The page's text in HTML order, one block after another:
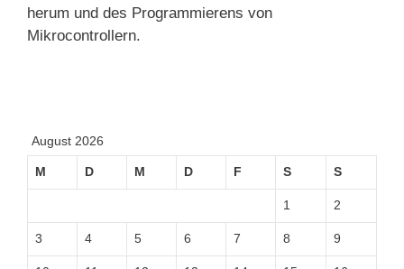
herum und des Programmierens von
Mikrocontrollern.
August 2026
M D M D F S S
1 2
3 4 5 6 7 8 9